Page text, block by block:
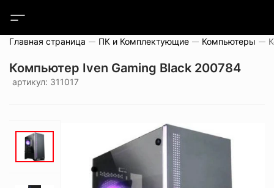
Главная страница ПК и Комплектующие Компьютеры
Компьютер Iven Gaming Black 200784
артикул: 311017